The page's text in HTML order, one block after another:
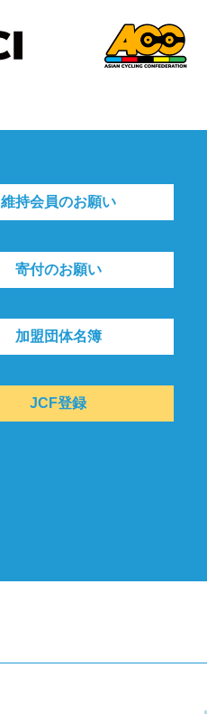
維持会員のお願い
寄付のお願い
加盟団体名簿
JCF登録